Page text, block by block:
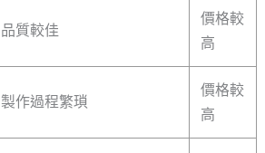
品質較佳
價格較
高
製作過程繁瑣
價格較
高